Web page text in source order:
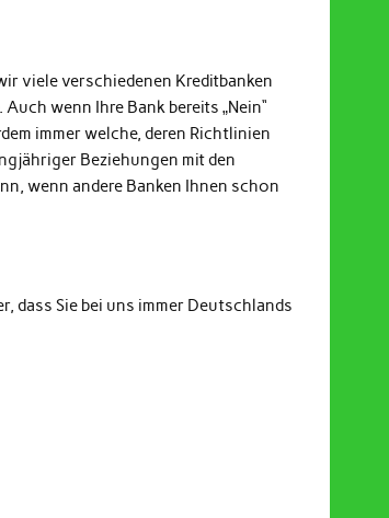
viele verschiedenen Kreditbanken
wenn Ihre Bank bereits „Nein“
immer welche, deren Richtlinien
Beziehungen mit den
wenn andere Banken Ihnen schon
dass Sie bei uns immer Deutschlands